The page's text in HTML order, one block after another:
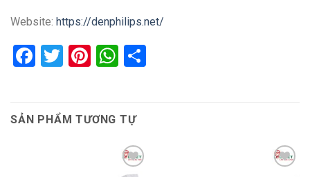
Website: https://denphilips.net/
Facebook
Twitter
Pinterest
WhatsApp
SẢN PHẨM TƯƠNG TỰ